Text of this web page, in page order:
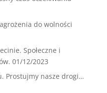
do wolności
Społeczne i
01/12/2023
Prostujmy nasze drogi…